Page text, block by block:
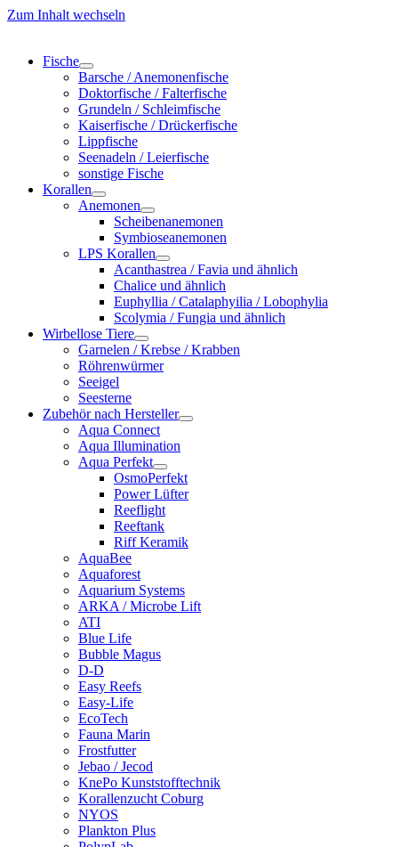
Zum Inhalt wechseln
Fische
Barsche / Anemonenfische
Doktorfische / Falterfische
Grundeln / Schleimfische
Kaiserfische / Drückerfische
Lippfische
Seenadeln / Leierfische
sonstige Fische
Korallen
Anemonen
Scheibenanemonen
Symbioseanemonen
LPS Korallen
Acanthastrea / Favia und ähnlich
Chalice und ähnlich
Euphyllia / Catalaphyilia / Lobophylia
Scolymia / Fungia und ähnlich
Wirbellose Tiere
Garnelen / Krebse / Krabben
Röhrenwürmer
Seeigel
Seesterne
Zubehör nach Hersteller
Aqua Connect
Aqua Illumination
Aqua Perfekt
OsmoPerfekt
Power Lüfter
Reeflight
Reeftank
Riff Keramik
AquaBee
Aquaforest
Aquarium Systems
ARKA / Microbe Lift
ATI
Blue Life
Bubble Magus
D-D
Easy Reefs
Easy-Life
EcoTech
Fauna Marin
Frostfutter
Jebao / Jecod
KnePo Kunststofftechnik
Korallenzucht Coburg
NYOS
Plankton Plus